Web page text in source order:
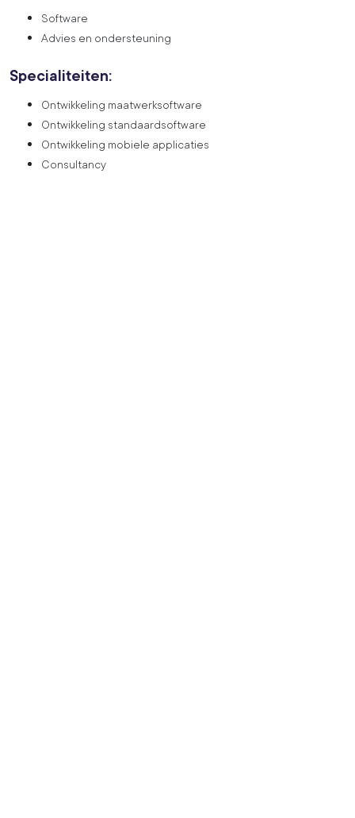
Software
Advies en ondersteuning
Specialiteiten:
Ontwikkeling maatwerksoftware
Ontwikkeling standaardsoftware
Ontwikkeling mobiele applicaties
Consultancy